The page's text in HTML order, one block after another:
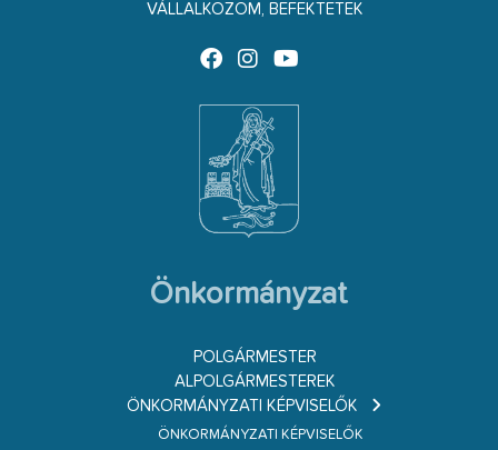
VÁLLALKOZOM, BEFEKTETEK
Önkormányzat
POLGÁRMESTER
ALPOLGÁRMESTEREK
ÖNKORMÁNYZATI KÉPVISELŐK
ÖNKORMÁNYZATI KÉPVISELŐK